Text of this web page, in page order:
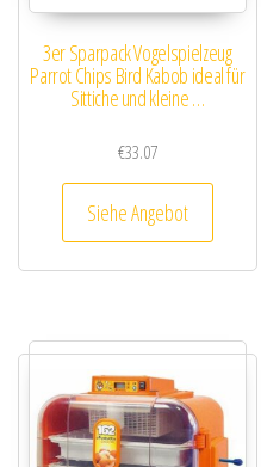
3er Sparpack Vogelspielzeug
Parrot Chips Bird Kabob ideal für
Sittiche und kleine …
€33.07
Siehe Angebot